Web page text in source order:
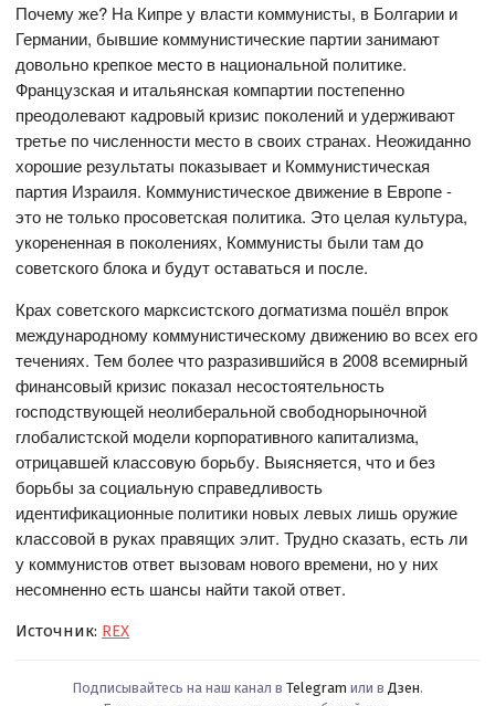
Почему же? На Кипре у власти коммунисты, в Болгарии и
Германии, бывшие коммунистические партии занимают
довольно крепкое место в национальной политике.
Французская и итальянская компартии постепенно
преодолевают кадровый кризис поколений и удерживают
третье по численности место в своих странах. Неожиданно
хорошие результаты показывает и Коммунистическая
партия Израиля. Коммунистическое движение в Европе -
это не только просоветская политика. Это целая культура,
укорененная в поколениях, Коммунисты были там до
советского блока и будут оставаться и после.
Крах советского марксистского догматизма пошёл впрок
международному коммунистическому движению во всех его
течениях. Тем более что разразившийся в 2008 всемирный
финансовый кризис показал несостоятельность
господствующей неолиберальной свободнорыночной
глобалистской модели корпоративного капитализма,
отрицавшей классовую борьбу. Выясняется, что и без
борьбы за социальную справедливость
идентификационные политики новых левых лишь оружие
классовой в руках правящих элит. Трудно сказать, есть ли
у коммунистов ответ вызовам нового времени, но у них
несомненно есть шансы найти такой ответ.
Источник: REX
Подписывайтесь на наш канал в Telegram или в Дзен.